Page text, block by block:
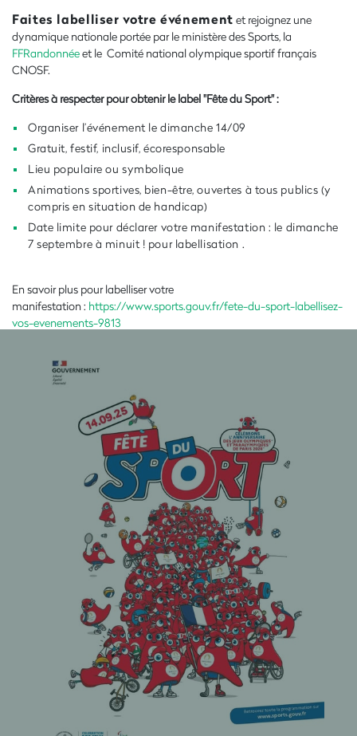
Faites labelliser votre événement et rejoignez une
dynamique nationale portée par le ministère des Sports, la
FFRandonnéeet le Comité national olympique sportif français
CNOSF.
Critères à respecter pour obtenir le label "Fête du Sport" :
Organiser l’événement le dimanche 14/09
Gratuit, festif, inclusif, écoresponsable
Lieu populaire ou symbolique
Animations sportives, bien-être, ouvertes à tous publics (y
compris en situation de handicap)
Date limite pour déclarer votre manifestation : le dimanche
7 septembre à minuit ! pour labellisation .
En savoir plus pour labelliser votre
manifestation: https://www.sports.gouv.fr/fete-du-sport-labellisez-
vos-evenements-9813